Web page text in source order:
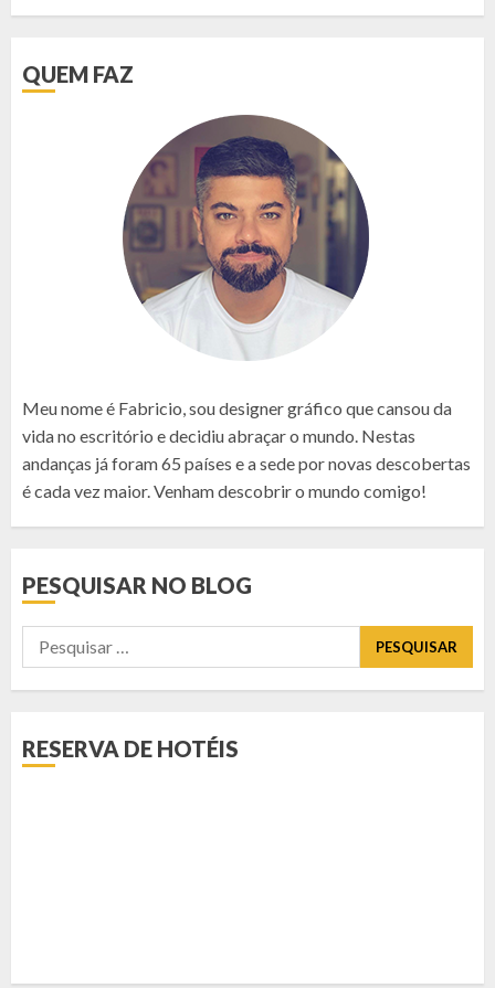
QUEM FAZ
Meu nome é Fabricio, sou designer gráfico que cansou da
vida no escritório e decidiu abraçar o mundo. Nestas
andanças já foram 65 países e a sede por novas descobertas
é cada vez maior. Venham descobrir o mundo comigo!
PESQUISAR NO BLOG
Pesquisar
por:
RESERVA DE HOTÉIS